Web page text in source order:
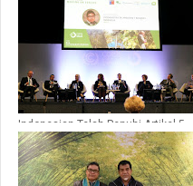
Indonesian Telah Penuhi Artikel 5
Paris Agreement untuk Hutan
Lestari dan Masyarakat Sejahtera